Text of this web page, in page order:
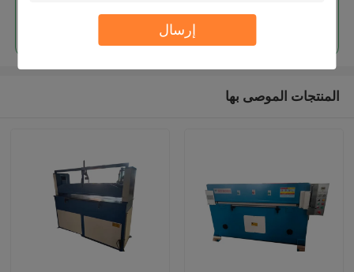
إرسال
استمر
المنتجات الموصى بها